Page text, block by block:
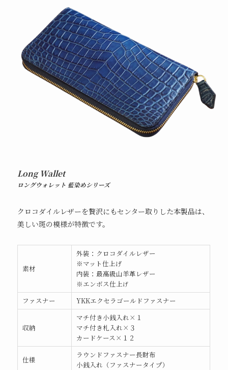
Long Wallet
ロングウォレット 藍染めシリーズ
クロコダイルレザーを贅沢にもセンター取りした本製品は、
美しい斑の模様が特徴です。
素材
外装：クロコダイルレザー
※マット仕上げ
内装：最高級山羊革レザー
※エンボス仕上げ
ファスナー YKKエクセラゴールドファスナー
収納
マチ付き小銭入れ×１
マチ付き札入れ×３
カードケース×１２
仕様
ラウンドファスナー長財布
小銭入れ（ファスナータイプ）